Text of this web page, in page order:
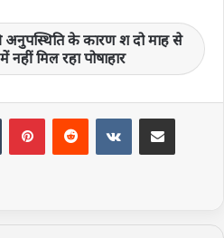
अनुपस्थिति के कारण श दो माह से
नहीं मिल रहा पोषाहार
TumblrPinterestRedditVKontakte
Share via Email